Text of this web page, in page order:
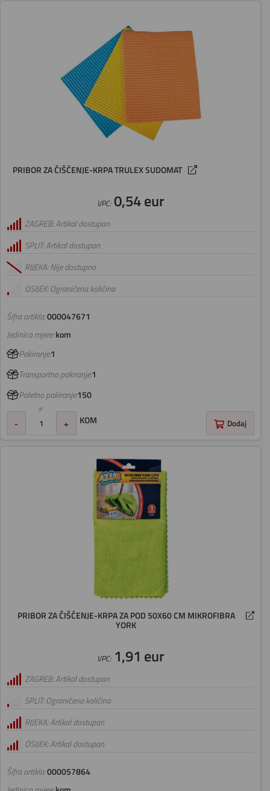
PRIBOR ZA ČIŠĆENJE-KRPA TRULEX SUDOMAT
Šifra artikla:000047671
VPC:0,54 eur
ZAGREB: Artikal dostupan
SPLIT: Artikal dostupan
RIJEKA: Nije dostupno
OSIJEK: Ograničena količina
Jedinica mjere:kom
Pakiranje:1
Transportno pakiranje:1
Paletno pakiranje:150
- + KOM Dodaj
PRIBOR ZA ČIŠĆENJE-KRPA ZA POD 50X60 CM MIKROFIBRA
YORK
Šifra artikla:000057864
VPC:1,91 eur
ZAGREB: Artikal dostupan
SPLIT: Ograničena količina
RIJEKA: Artikal dostupan
OSIJEK: Artikal dostupan